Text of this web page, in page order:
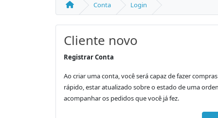
Conta Login
Cliente novo
Registrar Conta
Ao criar uma conta, você será capaz de fazer
rápido, estar atualizado sobre o estado de uma
acompanhar os pedidos que você já fez.